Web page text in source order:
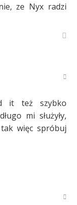
ze Nyx radzi
it też szybko
mi służyły,
więc spróbuj